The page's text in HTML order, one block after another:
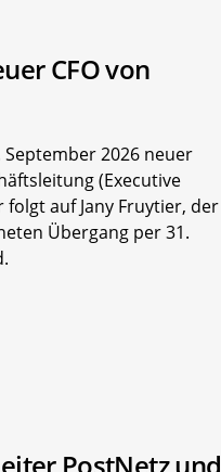
CFO von
2026 neuer
(Executive
folgt auf Jany Fruytier, der
Übergang per 31.